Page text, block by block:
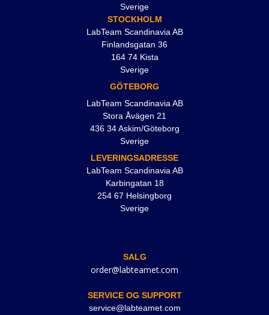
Sverige
STOCKHOLM
LabTeam Scandinavia AB
Finlandsgatan 36
164 74 Kista
Sverige
GÖTEBORG
LabTeam Scandinavia AB
Stora Åvägen 21
436 34 Askim/Göteborg
Sverige
LEVERINGSADRESSE
LabTeam Scandinavia AB
Karbingatan 18
254 67 Helsingborg
Sverige
SALG
order@labteamet.com
SERVICE OG SUPPORT
service@labteamet.com